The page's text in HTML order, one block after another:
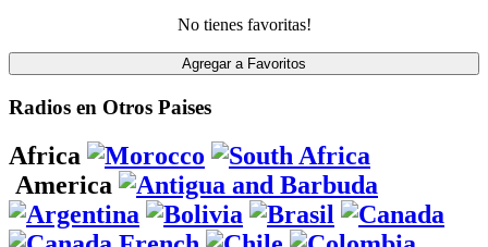
No tienes favoritas!
Radios en Otros Paises
Africa
America